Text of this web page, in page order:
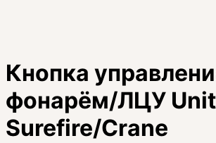
Кнопка
фонарём/ЛЦУ
Surefire/Crane